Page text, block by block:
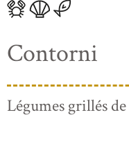
Contorni
Légumes grillés